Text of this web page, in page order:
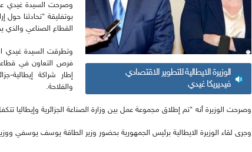
الوزيرة الايطالية للتطوير الاقتصادي
فيديريكا غيدي
وصرحت السيدة غيدي
بوتفليقة "تحادثنا حول
القطاع الصناعي
وتطرقت السيدة غيدي
فرص التعاون في
إطار شراكة إيطالية-
والفلاحة.
وصرحت الوزيرة أنه "تم إطلاق مجموعة عمل بين وزارة الصناعة الجزائرية وإيطاليا
وجرى لقاء الوزيرة الايطالية برئيس الجمهورية بحضور وزير الطاقة يوسف يوسفي